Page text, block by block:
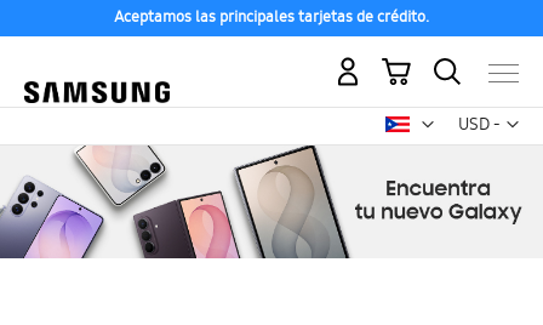
Aceptamos las principales tarjetas de crédito.
USD -
dólar
Mi carrito